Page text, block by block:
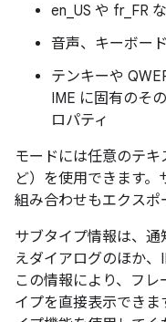
en_US や fr_FR
音声、キーボー
テンキーや
IME に固有のそ
ロパティ
モードには任意のテ
ど）を使用できます
組み合わせもエクスポ
サブタイプ情報は、
えダイアログのほか、
この情報により、フ
イプを直接表示できま